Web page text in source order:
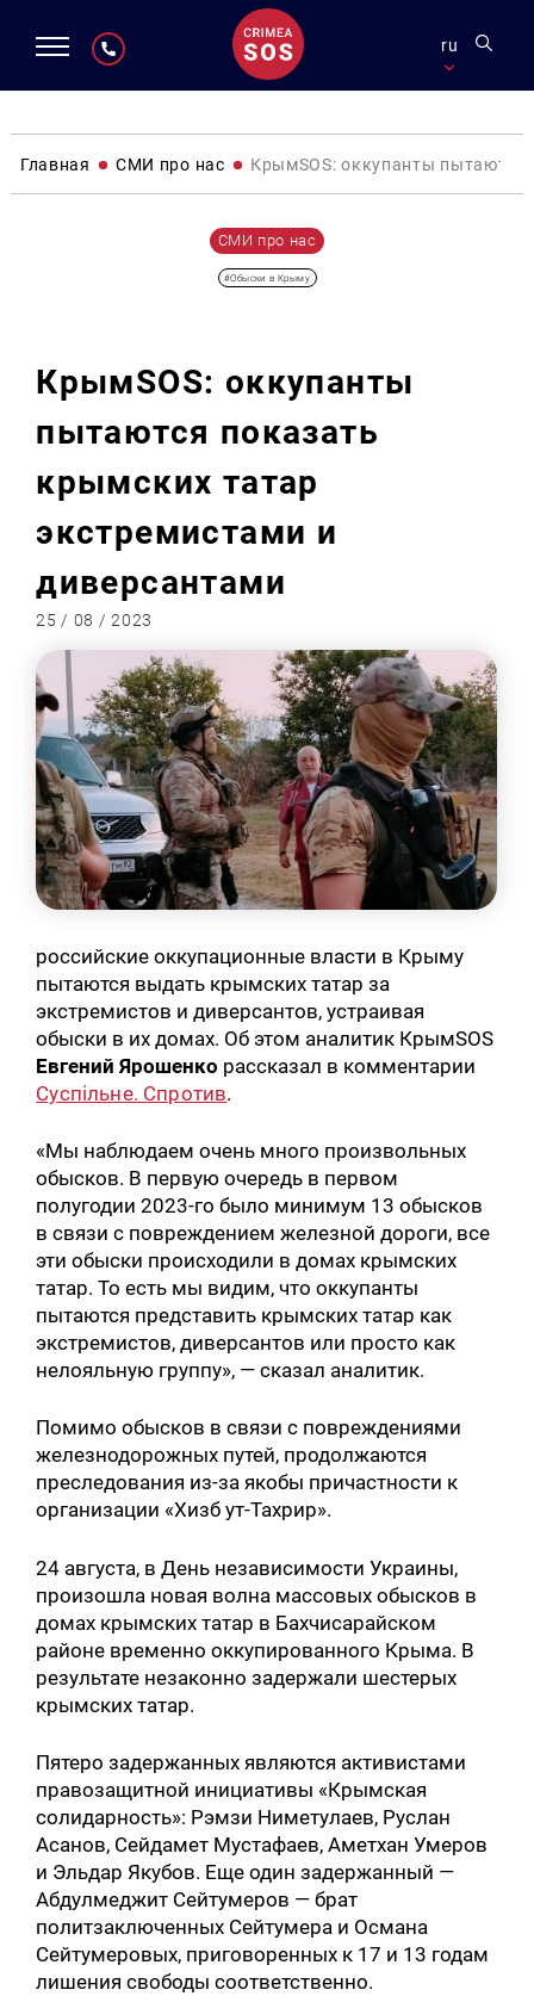
ru
Главная СМИ про нас КрымSOS: оккупанты пытаются
СМИ про нас
#Обыски в Крыму
КрымSOS: оккупанты
пытаются показать
крымских татар
экстремистами и
диверсантами
25 / 08 / 2023
российские оккупационные власти в Крыму
пытаются выдать крымских татар за
экстремистов и диверсантов, устраивая
обыски в их домах. Об этом аналитик КрымSOS
Евгений Ярошенко рассказал в комментарии
Суспільне. Спротив.
«Мы наблюдаем очень много произвольных
обысков. В первую очередь в первом
полугодии 2023-го было минимум 13 обысков
в связи с повреждением железной дороги, все
эти обыски происходили в домах крымских
татар. То есть мы видим, что оккупанты
пытаются представить крымских татар как
экстремистов, диверсантов или просто как
нелояльную группу», — сказал аналитик.
Помимо обысков в связи с повреждениями
железнодорожных путей, продолжаются
преследования из-за якобы причастности к
организации «Хизб ут-Тахрир».
24 августа, в День независимости Украины,
произошла новая волна массовых обысков в
домах крымских татар в Бахчисарайском
районе временно оккупированного Крыма. В
результате незаконно задержали шестерых
крымских татар.
Пятеро задержанных являются активистами
правозащитной инициативы «Крымская
солидарность»: Рэмзи Ниметулаев, Руслан
Асанов, Сейдамет Мустафаев, Аметхан Умеров
и Эльдар Якубов. Еще один задержанный —
Абдулмеджит Сейтумеров — брат
политзаключенных Сейтумера и Османа
Сейтумеровых, приговоренных к 17 и 13 годам
лишения свободы соответственно.